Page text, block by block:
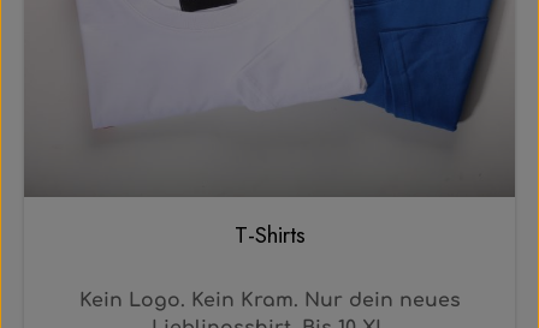
T-Shirts
Kein Logo. Kein Kram. Nur dein neues